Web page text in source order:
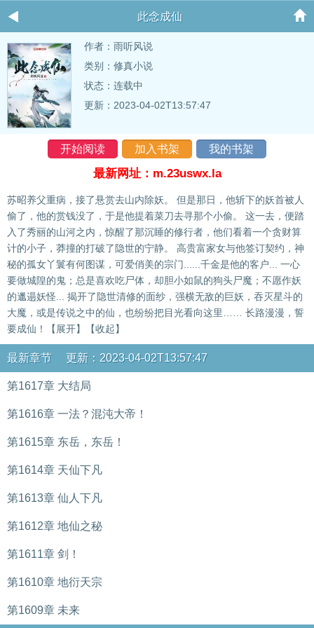
此念成仙
作者： 雨听风说
类别：修真小说
状态：连载中
更新：2023-04-02T13:57:47
开始阅读 加入书架 我的书架
最新网址：m.23uswx.la
苏昭养父重病，接了悬赏去山内除妖。 但是那日，他斩下的妖首被人
偷了，他的赏钱没了，于是他提着菜刀去寻那个小偷。 这一去，便踏
入了秀丽的山河之内，惊醒了那沉睡的修行者，他们看着一个贪财算
计的小子，莽撞的打破了隐世的宁静。 高贵富家女与他签订契约，神
秘的孤女丫鬟有何图谋，可爱俏美的宗门......千金是他的客户... 一心
要做城隍的鬼；总是喜欢吃尸体，却胆小如鼠的狗头尸魔；不愿作妖
的邋遢妖怪... 揭开了隐世清修的面纱，强横无敌的巨妖，吞灭星斗的
大魔，或是传说之中的仙，也纷纷把目光看向这里…… 长路漫漫，誓
要成仙！【展开】【收起】
最新章节 更新：2023-04-02T13:57:47
第1617章 大结局
第1616章 一法？混沌大帝！
第1615章 东岳，东岳！
第1614章 天仙下凡
第1613章 仙人下凡
第1612章 地仙之秘
第1611章 剑！
第1610章 地衍天宗
第1609章 未来